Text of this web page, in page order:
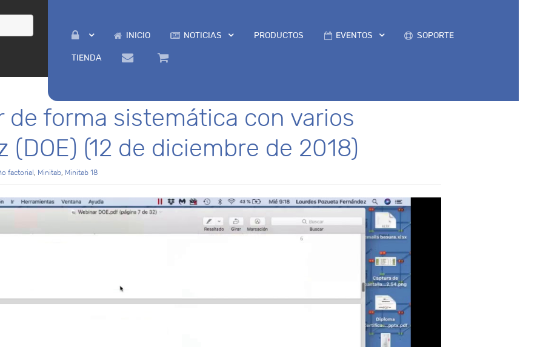
INICIO NOTICIAS PRODUCTOS EVENTOS SOPORTE
TIENDA
de forma sistemática con varios
(DOE) (12 de diciembre de 2018)
factorial Minitab Minitab 18